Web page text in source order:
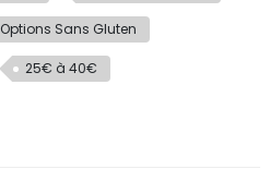
Options Sans Gluten
25€ à 40€